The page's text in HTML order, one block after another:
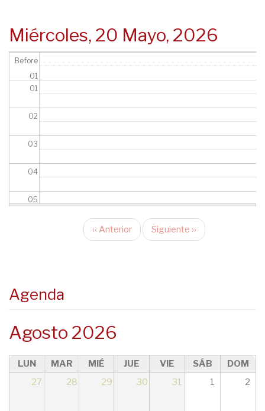
Miércoles, 20 Mayo, 2026
Before
01
01
02
03
04
05
09
10
11
Paginación
‹‹ Anterior Siguiente ››
Agenda
Agosto 2026
LUN MAR MIÉ JUE VIE SÁB
DOM
27
28 29 30 31 1 2